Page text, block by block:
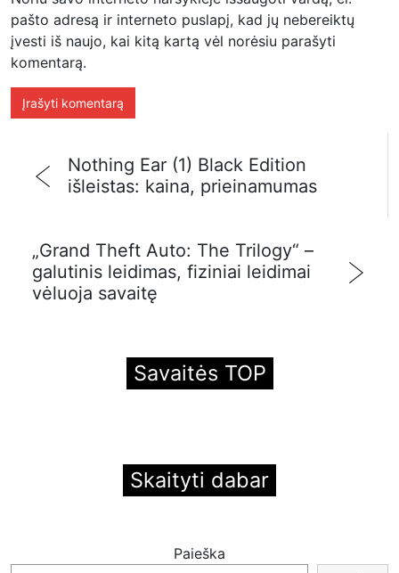
pašto adresą ir interneto puslapį, kad jų nebereiktų
įvesti iš naujo, kai kitą kartą vėl norėsiu parašyti
komentarą.
Nothing Ear (1) Black Edition
išleistas: kaina, prieinamumas
„Grand Theft Auto: The Trilogy“ –
galutinis leidimas, fiziniai leidimai
vėluoja savaitę
Savaitės TOP
Skaityti dabar
Paieška